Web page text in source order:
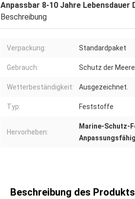
Anpassbar 8-10 Jahre
Beschreibung
Verpackung: Standardpaket
Gebrauch: Schutz der Meere
Wetterbeständigkeit: Ausgezeichnet.
Typ: Feststoffe
Hervorheben:
Marine-Schutz-
Beschreibung des